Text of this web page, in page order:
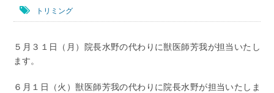
トリミング
５月３１日（月）院長水野の代わりに獣医師芳我が担当いたし
ます。
６月１日（火）獣医師芳我の代わりに院長水野が担当いたしま